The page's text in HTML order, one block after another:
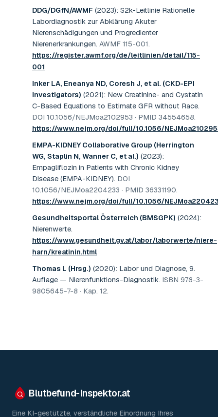
DDG/DGfN/AWMF (2023): S2k-Leitlinie Rationelle
Labordiagnostik zur Abklärung Akuter
Nierenschädigungen und Progredienter
Nierenerkrankungen. AWMF 115-001.
https://register.awmf.org/de/leitlinien/detail/115-
001
Inker LA, Eneanya ND, Coresh J, et al. (CKD-EPI
Investigators) (2021): New Creatinine- and Cystatin
C-Based Equations to Estimate GFR without Race.
DOI 10.1056/NEJMoa2102953 · PMID 34554658.
https://www.nejm.org/doi/full/10.1056/
EMPA-KIDNEY Collaborative Group (Herrington
WG, Staplin N, Wanner C, et al.) (2023):
Empagliflozin in Patients with Chronic Kidney
Disease (EMPA-KIDNEY). DOI
10.1056/NEJMoa2204233 · PMID 36331190.
https://www.nejm.org/doi/full/10.1056/
Gesundheitsportal Österreich (BMSGPK) (2024):
Nierenwerte.
https://www.gesundheit.gv.at/labor/laborwerte/niere-
harn/kreatinin.html
Thomas L (Hrsg.) (2020): Labor und Diagnose, 9.
Auflage — Nierenfunktions-Diagnostik. ISBN 978-3-
9805645-7-8 · Kap. 12.
Blutbefund-Inspektor.at
Eine KI-gestützte, verständliche Einordnung Ihres